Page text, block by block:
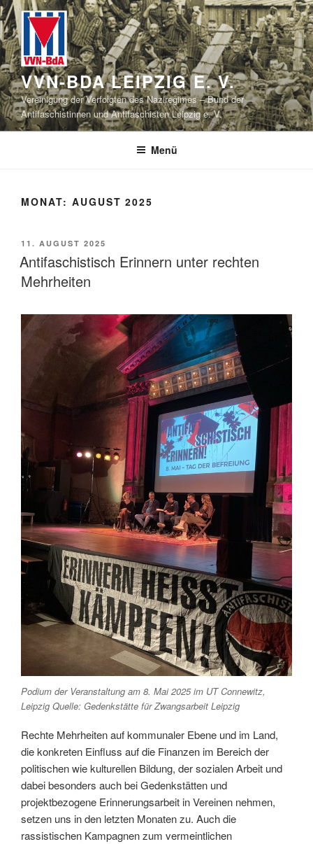
Zum
Inhalt
springen
VVN-BDA LEIPZIG E. V.
Vereinigung der Verfolgten des Naziregimes – Bund der
Antifaschistinnen und Antifaschisten Leipzig e. V.
Menü
MONAT: AUGUST 2025
VERÖFFENTLICHT
AM
11. AUGUST 2025
Antifaschistisch Erinnern unter rechten
Mehrheiten
Podium der Veranstaltung am 8. Mai 2025 im UT Connewitz,
Leipzig Quelle: Gedenkstätte für Zwangsarbeit Leipzig
Rechte Mehrheiten auf kommunaler Ebene und im Land,
die konkreten Einfluss auf die Finanzen im Bereich der
politischen wie kulturellen Bildung, der sozialen Arbeit und
dabei besonders auch bei Gedenkstätten und
projektbezogene Erinnerungsarbeit in Vereinen nehmen,
setzen uns in den letzten Monaten zu. Auch die
rassistischen Kampagnen zum vermeintlichen